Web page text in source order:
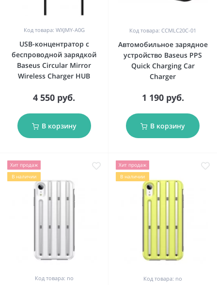
Код товара: WXJMY-A0G
USB-концентратор с
беспроводной зарядкой
Baseus Circular Mirror
Wireless Charger HUB
4 550 руб.
В корзину
Код товара: CCMLC20C-01
Автомобильное зарядное
устройство Baseus PPS
Quick Charging Car
Charger
1 190 руб.
В корзину
Хит продаж
В наличии
Код товара: no
Хит продаж
В наличии
Код товара: no